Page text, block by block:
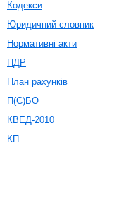
Кодекси
Юридичний словник
Нормативні акти
ПДР
План рахунків
П(С)БО
КВЕД-2010
КП